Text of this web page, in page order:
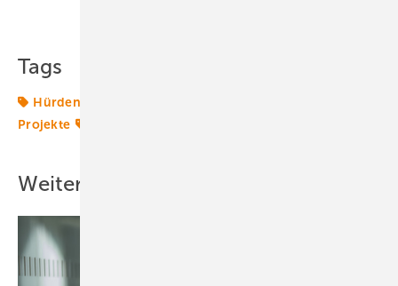
Tags
Hürden
Projekte
Weitere Inhalte